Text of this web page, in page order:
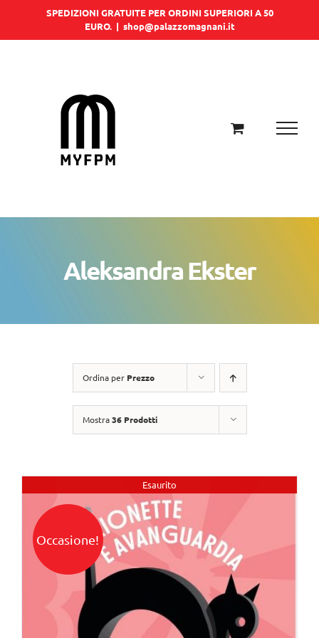
SPEDIZIONI GRATUITE PER ORDINI SUPERIORI A 50
EURO. | shop@palazzomagnani.it
Aleksandra Ekster
Ordina per Prezzo
Mostra36 Prodotti
Esaurito
Occasione!